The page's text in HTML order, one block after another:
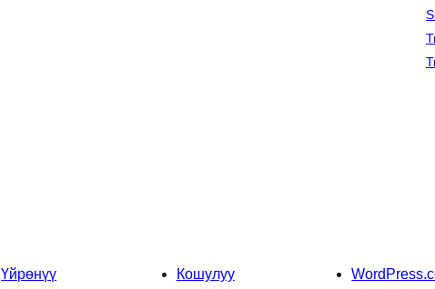
Үйрөнүү Кошулуу